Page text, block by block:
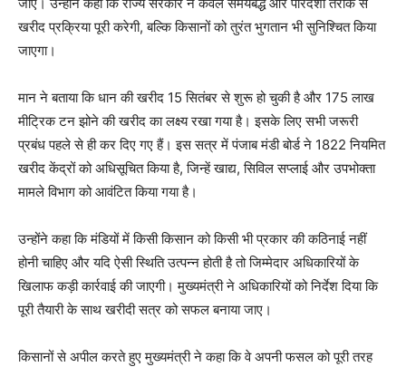
जाए। उन्होंने कहा कि राज्य सरकार न केवल समयबद्ध और पारदर्शी तरीके से
खरीद प्रक्रिया पूरी करेगी, बल्कि किसानों को तुरंत भुगतान भी सुनिश्चित किया
जाएगा।
मान ने बताया कि धान की खरीद 15 सितंबर से शुरू हो चुकी है और 175 लाख
मीट्रिक टन झोने की खरीद का लक्ष्य रखा गया है। इसके लिए सभी जरूरी
प्रबंध पहले से ही कर दिए गए हैं। इस सत्र में पंजाब मंडी बोर्ड ने 1822 नियमित
खरीद केंद्रों को अधिसूचित किया है, जिन्हें खाद्य, सिविल सप्लाई और उपभोक्ता
मामले विभाग को आवंटित किया गया है।
उन्होंने कहा कि मंडियों में किसी किसान को किसी भी प्रकार की कठिनाई नहीं
होनी चाहिए और यदि ऐसी स्थिति उत्पन्न होती है तो जिम्मेदार अधिकारियों के
खिलाफ कड़ी कार्रवाई की जाएगी। मुख्यमंत्री ने अधिकारियों को निर्देश दिया कि
पूरी तैयारी के साथ खरीदी सत्र को सफल बनाया जाए।
किसानों से अपील करते हुए मुख्यमंत्री ने कहा कि वे अपनी फसल को पूरी तरह